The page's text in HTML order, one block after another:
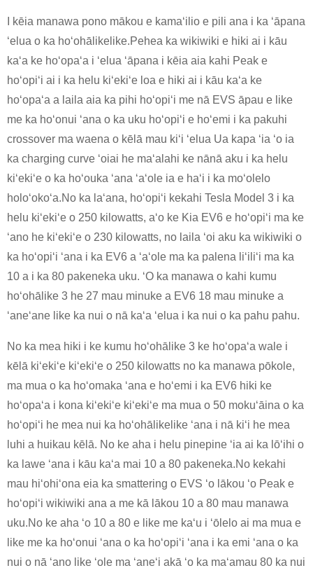
I kēia manawa pono mākou e kamaʻilio e pili ana i ka ʻāpana
ʻelua o ka hoʻohālikelike.Pehea ka wikiwiki e hiki ai i kāu
kaʻa ke hoʻopaʻa i ʻelua ʻāpana i kēia aia kahi Peak e
hoʻopiʻi ai i ka helu kiʻekiʻe loa e hiki ai i kāu kaʻa ke
hoʻopaʻa a laila aia ka pihi hoʻopiʻi me nā EVS āpau e like
me ka hoʻonui ʻana o ka uku hoʻopiʻi e hoʻemi i ka pakuhi
crossover ma waena o kēlā mau kiʻi ʻelua Ua kapa ʻia ʻo ia
ka charging curve ʻoiai he maʻalahi ke nānā aku i ka helu
kiʻekiʻe o ka hoʻouka ʻana ʻaʻole ia e haʻi i ka moʻolelo
holoʻokoʻa.No ka laʻana, hoʻopiʻi kekahi Tesla Model 3 i ka
helu kiʻekiʻe o 250 kilowatts, aʻo ke Kia EV6 e hoʻopiʻi ma ke
ʻano he kiʻekiʻe o 230 kilowatts, no laila ʻoi aku ka wikiwiki o
ka hoʻopiʻi ʻana i ka EV6 a ʻaʻole ma ka palena liʻiliʻi ma ka
10 a i ka 80 pakeneka uku. ʻO ka manawa o kahi kumu
hoʻohālike 3 he 27 mau minuke a EV6 18 mau minuke a
ʻaneʻane like ka nui o nā kaʻa ʻelua i ka nui o ka pahu pahu.
No ka mea hiki i ke kumu hoʻohālike 3 ke hoʻopaʻa wale i
kēlā kiʻekiʻe kiʻekiʻe o 250 kilowatts no ka manawa pōkole,
ma mua o ka hoʻomaka ʻana e hoʻemi i ka EV6 hiki ke
hoʻopaʻa i kona kiʻekiʻe kiʻekiʻe ma mua o 50 mokuʻāina o ka
hoʻopiʻi he mea nui ka hoʻohālikelike ʻana i nā kiʻi he mea
luhi a huikau kēlā. No ke aha i helu pinepine ʻia ai ka lōʻihi o
ka lawe ʻana i kāu kaʻa mai 10 a 80 pakeneka.No kekahi
mau hiʻohiʻona eia ka smattering o EVS ʻo lākou ʻo Peak e
hoʻopiʻi wikiwiki ana a me kā lākou 10 a 80 mau manawa
uku.No ke aha ʻo 10 a 80 e like me kaʻu i ʻōlelo ai ma mua e
like me ka hoʻonui ʻana o ka hoʻopiʻi ʻana i ka emi ʻana o ka
nui o nā ʻano like ʻole ma ʻaneʻi akā ʻo ka maʻamau 80 ka nui